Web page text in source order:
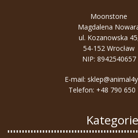
Moonstone
Magdalena
ul. Kozanowska
54-152 Wrocław
NIP: 8942540657
E-mail:
Telefon: +48 790 650
Kategorie